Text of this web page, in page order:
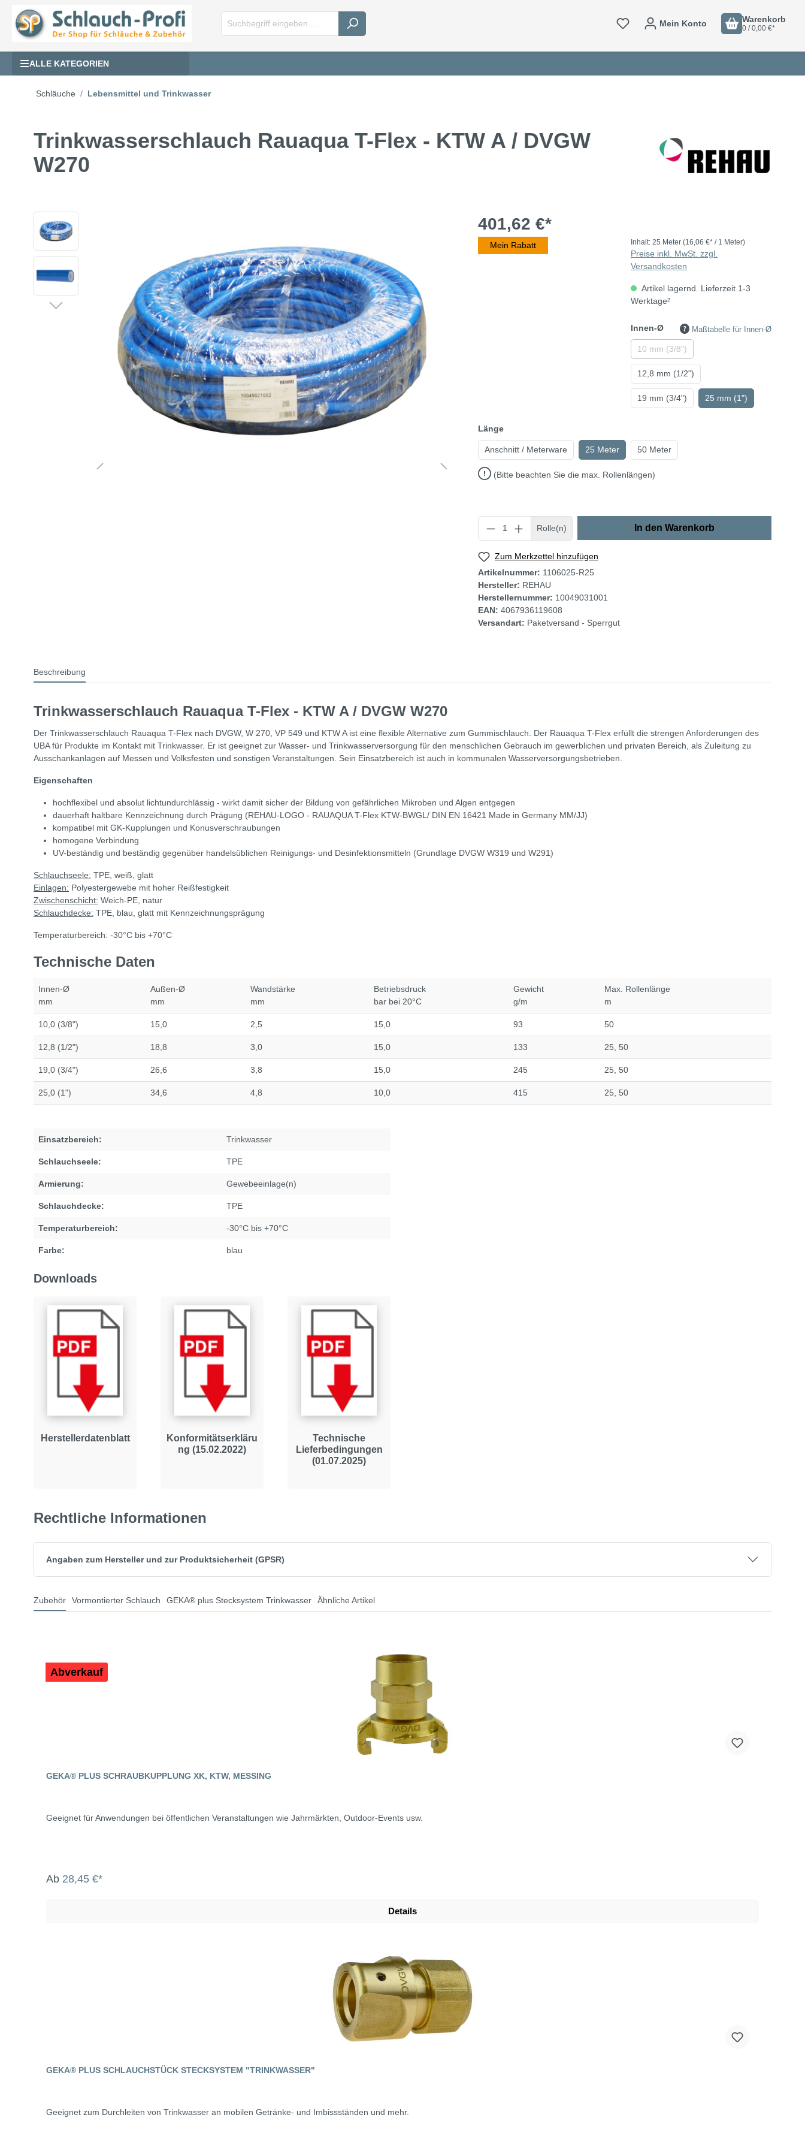
Mein Konto Warenkorb
0 / 0,00 €*
ALLE KATEGORIEN
Schläuche Lebensmittel und Trinkwasser
Trinkwasserschlauch Rauaqua T-Flex - KTW A / DVGW
W270
401,62 €*
Mein Rabatt Inhalt: 25 Meter (16,06 €* / 1 Meter)
Preise inkl. MwSt. zzgl.
Versandkosten
Artikel lagernd. Lieferzeit 1-3
Werktage²
Innen-Ø Maßtabelle für Innen-Ø
10 mm (3/8")
12,8 mm (1/2")
19 mm (3/4") 25 mm (1")
Länge
Anschnitt / Meterware 25 Meter 50 Meter
(Bitte beachten Sie die max. Rollenlängen)
Rolle(n) In den Warenkorb
Zum Merkzettel hinzufügen
Artikelnummer: 1106025-R25
Hersteller: REHAU
Herstellernummer: 10049031001
EAN: 4067936119608
Versandart: Paketversand - Sperrgut
Beschreibung
Trinkwasserschlauch Rauaqua T-Flex - KTW A / DVGW W270
Der Trinkwasserschlauch Rauaqua T-Flex nach DVGW, W 270, VP 549 und KTW A ist eine flexible Alternative zum Gummischlauch. Der Rauaqua T-Flex erfüllt die strengen Anforderungen des
UBA für Produkte im Kontakt mit Trinkwasser. Er ist geeignet zur Wasser- und Trinkwasserversorgung für den menschlichen Gebrauch im gewerblichen und privaten Bereich, als Zuleitung zu
Ausschankanlagen auf Messen und Volksfesten und sonstigen Veranstaltungen. Sein Einsatzbereich ist auch in kommunalen Wasserversorgungsbetrieben.
Eigenschaften
hochflexibel und absolut lichtundurchlässig - wirkt damit sicher der Bildung von gefährlichen Mikroben und Algen entgegen
dauerhaft haltbare Kennzeichnung durch Prägung (REHAU-LOGO - RAUAQUA T-Flex KTW-BWGL/ DIN EN 16421 Made in Germany MM/JJ)
kompatibel mit GK-Kupplungen und Konusverschraubungen
homogene Verbindung
UV-beständig und beständig gegenüber handelsüblichen Reinigungs- und Desinfektionsmitteln (Grundlage DVGW W319 und W291)
Schlauchseele: TPE, weiß, glatt
Einlagen: Polyestergewebe mit hoher Reißfestigkeit
Zwischenschicht: Weich-PE, natur
Schlauchdecke: TPE, blau, glatt mit Kennzeichnungsprägung
Temperaturbereich: -30°C bis +70°C
Technische Daten
Innen-Ø
mm
Außen-Ø
mm
Wandstärke
mm
Betriebsdruck
bar bei 20°C
Gewicht
g/m
Max. Rollenlänge
m
10,0 (3/8") 15,0 2,5 15,0 93 50
12,8 (1/2") 18,8 3,0 15,0 133 25, 50
19,0 (3/4") 26,6 3,8 15,0 245 25, 50
25,0 (1") 34,6 4,8 10,0 415 25, 50
Einsatzbereich: Trinkwasser
Schlauchseele: TPE
Armierung: Gewebeeinlage(n)
Schlauchdecke: TPE
Temperaturbereich: -30°C bis +70°C
Farbe: blau
Downloads
Herstellerdatenblatt
Konformitätserkläru
ng (15.02.2022)
Technische
Lieferbedingungen
(01.07.2025)
Rechtliche Informationen
Angaben zum Hersteller und zur Produktsicherheit (GPSR)
Zubehör Vormontierter Schlauch GEKA® plus Stecksystem Trinkwasser Ähnliche Artikel
Abverkauf
GEKA® PLUS SCHRAUBKUPPLUNG XK, KTW, MESSING
Geeignet für Anwendungen bei öffentlichen Veranstaltungen wie Jahrmärkten, Outdoor-Events usw.
Ab 28,45 €*
Details
GEKA® PLUS SCHLAUCHSTÜCK STECKSYSTEM "TRINKWASSER"
Geeignet zum Durchleiten von Trinkwasser an mobilen Getränke- und Imbissständen und mehr.